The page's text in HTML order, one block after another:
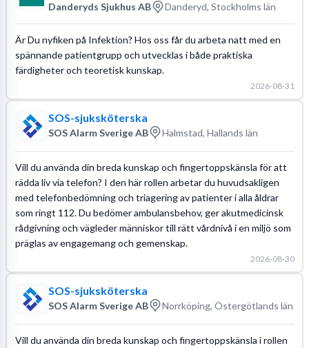
Danderyds Sjukhus AB Danderyd, Stockholms län
Är Du nyfiken på Infektion? Hos oss får du arbeta natt med en
spännande patientgrupp och utvecklas i både praktiska
färdigheter och teoretisk kunskap.
2026-08-31
SOS-sjuksköterska
SOS Alarm Sverige AB Halmstad, Hallands län
Vill du använda din breda kunskap och fingertoppskänsla för att
rädda liv via telefon? I den här rollen arbetar du huvudsakligen
med telefonbedömning och triagering av patienter i alla åldrar
som ringt 112. Du bedömer ambulansbehov, ger akutmedicinsk
rådgivning och vägleder människor till rätt vårdnivå i en miljö som
präglas av engagemang och gemenskap.
2026-08-30
SOS-sjuksköterska
SOS Alarm Sverige AB Norrköping, Östergötlands län
Vill du använda din breda kunskap och fingertoppskänsla i rollen